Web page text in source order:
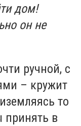
дом!
он не
ручной, с
– кружит
то
принять в